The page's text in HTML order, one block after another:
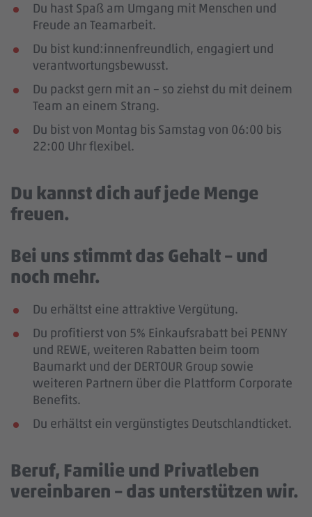
Du hast Spaß am Umgang mit Menschen und
Freude an Teamarbeit.
Du bist kund:innenfreundlich, engagiert und
verantwortungsbewusst.
Du packst gern mit an – so ziehst du mit deinem
Team an einem Strang.
Du bist von Montag bis Samstag von 06:00 bis
22:00 Uhr flexibel.
Du kannst dich auf jede Menge
freuen.
Bei uns stimmt das Gehalt – und
noch mehr.
Du erhältst eine attraktive Vergütung.
Du profitierst von 5% Einkaufsrabatt bei PENNY
und REWE, weiteren Rabatten beim toom
Baumarkt und der DERTOUR Group sowie
weiteren Partnern über die Plattform Corporate
Benefits.
Du erhältst ein vergünstigtes Deutschlandticket.
Beruf, Familie und Privatleben
vereinbaren – das unterstützen wir.